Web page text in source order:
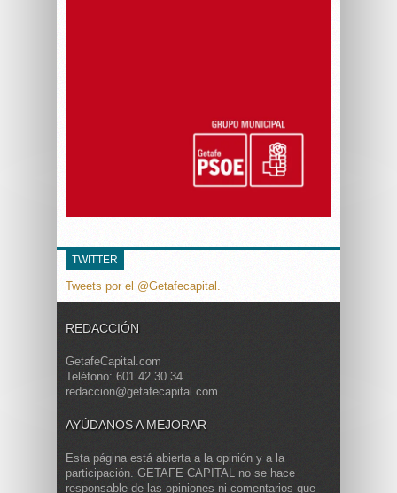
TWITTER
Tweets por el @Getafecapital.
REDACCIÓN
GetafeCapital.com
Teléfono: 601 42 30 34
redaccion@getafecapital.com
AYÚDANOS A MEJORAR
Esta página está abierta a la opinión y a la
participación. GETAFE CAPITAL no se hace
responsable de las opiniones ni comentarios que